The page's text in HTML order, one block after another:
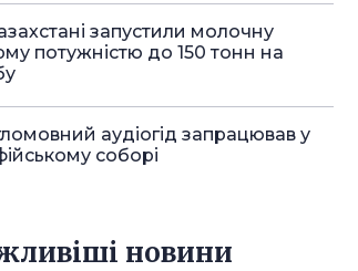
запустили молочну
потужністю до 150 тонн на
аудіогід запрацював у
соборі
новини